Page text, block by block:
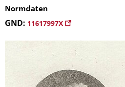
Normdaten
GND: 11617997X